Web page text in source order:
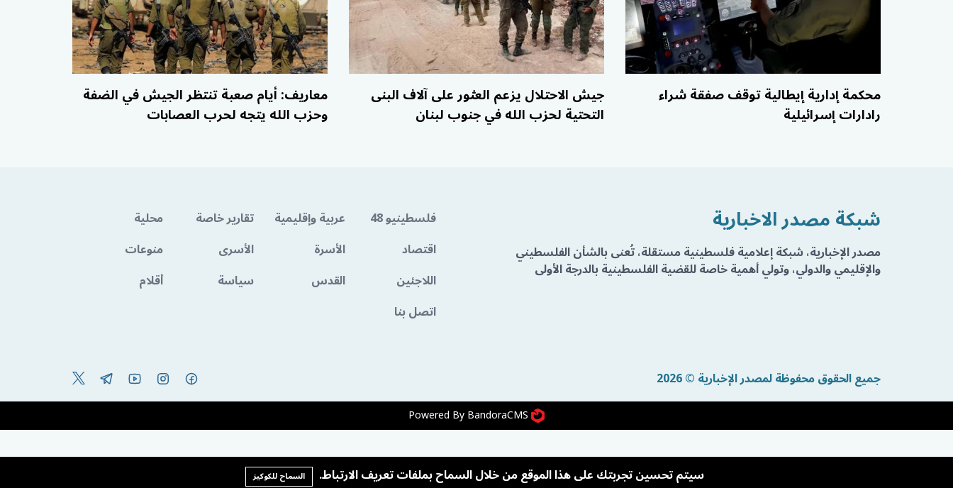
محكمة إدارية إيطالية توقف صفقة شراء
رادارات إسرائيلية
جيش الاحتلال يزعم العثور على آلاف البنى
التحتية لحزب الله في جنوب لبنان
معاريف: أيام صعبة تنتظر الجيش في الضفة
وحزب الله يتجه لحرب العصابات
شبكة مصدر الاخبارية
مصدر الإخبارية، شبكة إعلامية فلسطينية مستقلة، تُعنى بالشأن الفلسطيني
والإقليمي والدولي، وتولي أهمية خاصة للقضية الفلسطينية بالدرجة الأولى
فلسطينيو 48 عربية وإقليمية تقارير خاصة
محلية
اقتصاد
الأسرة الأسرى
منوعات
اللاجئين
القدس سياسة
أقلام
اتصل بنا
جميع الحقوق محفوظة لمصدر الإخبارية © 2026
Powered By BandoraCMS
سيتم تحسين تجربتك على هذا الموقع من خلال السماح بملفات تعريف الارتباط. السماح للكوكيز